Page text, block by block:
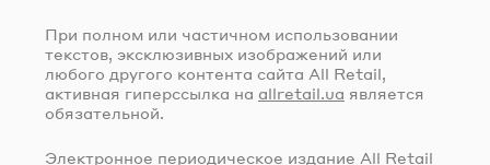
При полном или частичном использовании
текстов, эксклюзивных изображений или
любого другого контента сайта All Retail,
активная гиперссылка на allretail.ua является
обязательной.
Электронное периодическое издание All Retail